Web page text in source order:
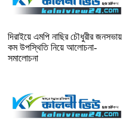
দিরাইয়ে এমপি নাছির চৌধুরীর জনসভায়
কম উপস্থিতি নিয়ে আলোচনা-
সমালোচনা